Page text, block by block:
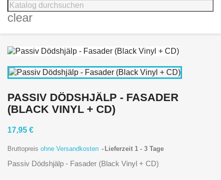
clear
PASSIV DÖDSHJÄLP - FASADER
(BLACK VINYL + CD)
17,95 €
Bruttopreis ohne Versandkosten Lieferzeit 1 - 3 Tage
Passiv Dödshjälp - Fasader (Black Vinyl + CD)